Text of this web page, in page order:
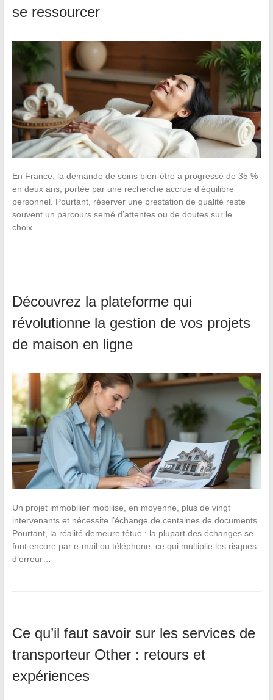
se ressourcer
En France, la demande de soins bien-être a progressé de 35 %
en deux ans, portée par une recherche accrue d’équilibre
personnel. Pourtant, réserver une prestation de qualité reste
souvent un parcours semé d’attentes ou de doutes sur le
choix…
Découvrez la plateforme qui
révolutionne la gestion de vos projets
de maison en ligne
Un projet immobilier mobilise, en moyenne, plus de vingt
intervenants et nécessite l’échange de centaines de documents.
Pourtant, la réalité demeure têtue : la plupart des échanges se
font encore par e-mail ou téléphone, ce qui multiplie les risques
d’erreur…
Ce qu’il faut savoir sur les services de
transporteur Other : retours et
expériences